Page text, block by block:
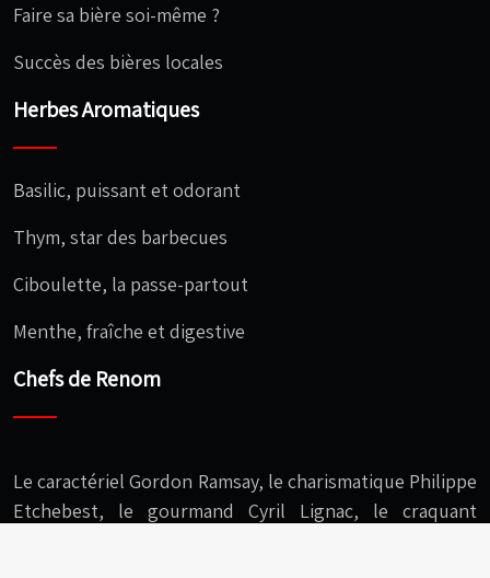
Faire sa bière soi-même ?
Succès des bières locales
Herbes Aromatiques
Basilic, puissant et odorant
Thym, star des barbecues
Ciboulette, la passe-partout
Menthe, fraîche et digestive
Chefs de Renom
Le caractériel Gordon Ramsay, le charismatique Philippe
Etchebest, le gourmand Cyril Lignac, le craquant